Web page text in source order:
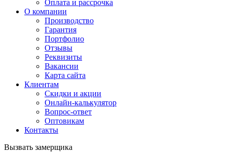
Оплата и рассрочка
О компании
Производство
Гарантия
Портфолио
Отзывы
Реквизиты
Вакансии
Карта сайта
Клиентам
Скидки и акции
Онлайн-калькулятор
Вопрос-ответ
Оптовикам
Контакты
Вызвать замерщика